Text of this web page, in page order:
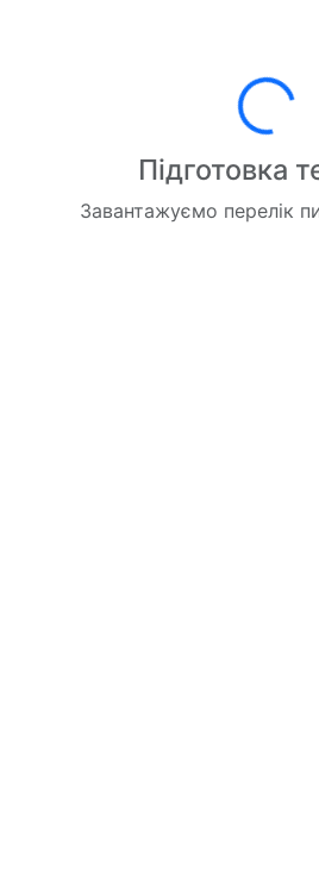
Завантаження...
Підготовка
Завантажуємо перелік